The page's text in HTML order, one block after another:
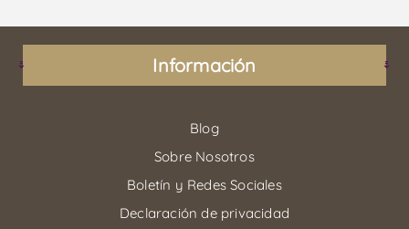
Información
Blog
Sobre Nosotros
Boletín y Redes Sociales
Declaración de privacidad